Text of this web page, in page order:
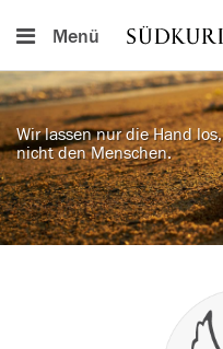
Menü
Wir lassen nur die Hand los,
nicht den Menschen.